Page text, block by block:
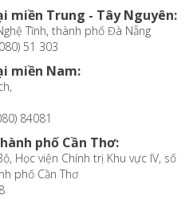
miền Trung - Tây Nguyên:
Tĩnh, thành phố Đà Nẵng
51 303
miền Nam:
84081
phố Cần Thơ:
Học viện Chính trị Khu vực IV, số
phố Cần Thơ